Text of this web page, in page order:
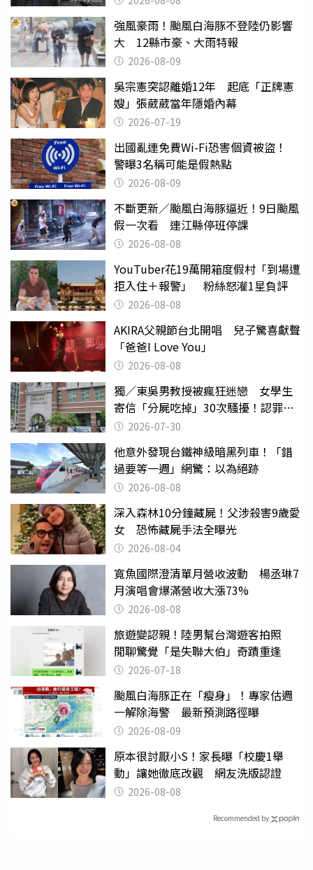
強風豪雨！颱風白海豚不登陸仍影響
大 12縣市豪、大雨特報
2026-08-09
吳宗憲突認離婚12年 起底「正牌憲
嫂」張葳葳當年隱婚內幕
2026-07-19
出國亂連免費Wi-Fi恐害個資被盜！
警曝3名稱可能是假熱點
2026-08-09
不斷更新／颱風白海豚逼近！9日颱風
假一次看 連江縣停班停課
2026-08-08
YouTuber花19萬開箱度假村「到場遭
拒入住＋報警」 粉絲怒灌1星負評
2026-08-08
AKIRA父親節台北開唱 兒子驚喜獻聲
「爸爸I Love You」
2026-08-08
獨／東吳男教授被瘋狂迷戀 女學生
寄信「分屍吃掉」30次騷擾！認罪免
關 2026-07-30
他意外發現台鐵神級暗黑列車！「錯
過要等一週」網驚：以為絕跡
2026-08-08
深入森林10分鐘藏屍！父涉殺害9歲愛
女 恐怖藏屍手法全曝光
2026-08-04
寬魚國際澄清單月營收波動 楊丞琳7
月演唱會爆滿營收大漲73%
2026-08-08
旅遊變認親！陸男幫台灣遊客拍照
閒聊驚覺「是失聯大伯」奇蹟重逢
2026-07-18
颱風白海豚正在「瘦身」！專家估週
一解除海警 最新預測路徑曝
2026-08-09
原本很討厭小S！家長曝「校慶1舉
動」讓她徹底改觀 網友洗版認證
2026-08-08
Recommended by